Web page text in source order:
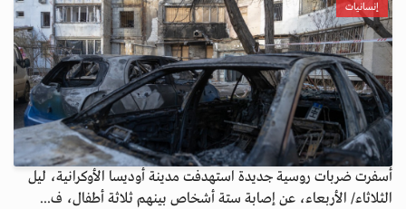
إنسانيات
أسفرت ضربات روسية جديدة استهدفت مدينة أوديسا الأوكرانية، ليل
الثلاثاء/ الأربعاء، عن إصابة ستة أشخاص بينهم ثلاثة أطفال، ف...